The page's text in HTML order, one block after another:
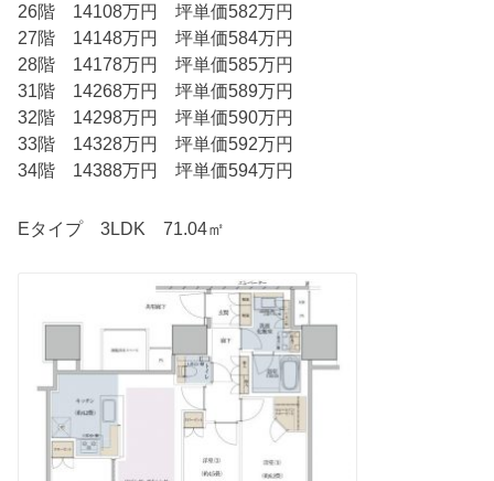
26階 14108万円 坪単価582万円
27階 14148万円 坪単価584万円
28階 14178万円 坪単価585万円
31階 14268万円 坪単価589万円
32階 14298万円 坪単価590万円
33階 14328万円 坪単価592万円
34階 14388万円 坪単価594万円
Eタイプ 3LDK 71.04㎡